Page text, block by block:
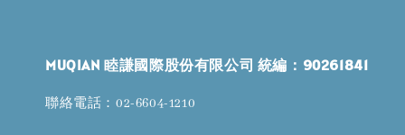
MUQIAN 睦謙國際股份有限公司 統編：90261841
聯絡電話：02-6604-1210